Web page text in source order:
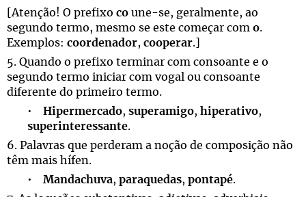
[Atenção! O prefixo co une-se, geralmente, ao
segundo termo, mesmo se este começar com o.
Exemplos: coordenador, cooperar.]
5. Quando o prefixo terminar com consoante e o
segundo termo iniciar com vogal ou consoante
diferente do primeiro termo.
• Hipermercado, superamigo, hiperativo,
superinteressante.
6. Palavras que perderam a noção de composição não
têm mais hífen.
• Mandachuva, paraquedas, pontapé.